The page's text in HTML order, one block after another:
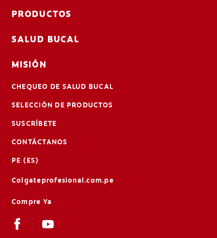
PRODUCTOS
SALUD BUCAL
MISIÓN
CHEQUEO DE SALUD BUCAL
SELECCIÓN DE PRODUCTOS
SUSCRÍBETE
CONTÁCTANOS
PE (ES)
Colgateprofesional.com.pe
Compre Ya